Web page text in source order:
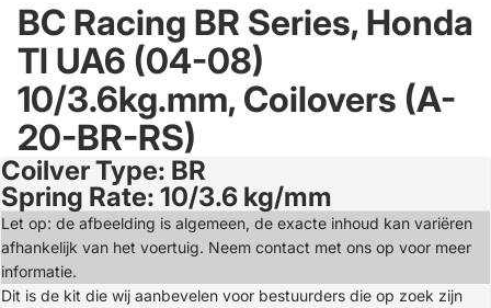
BC Racing BR Series, Honda
Tl UA6 (04-08)
10/3.6kg.mm, Coilovers (A-
20-BR-RS)
Open
image
in
full
screen
Coilver Type: BR
Spring Rate: 10/3.6 kg/mm
Let op: de afbeelding is algemeen, de exacte inhoud kan variëren
afhankelijk van het voertuig. Neem contact met ons op voor meer
informatie.
Dit is de kit die wij aanbevelen voor bestuurders die op zoek zijn